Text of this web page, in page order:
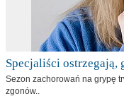
Specjaliści ostrzegają,
Sezon zachorowań na grypę
zgonów..